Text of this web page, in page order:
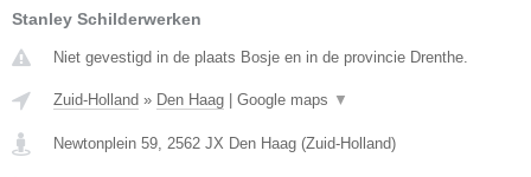
Stanley Schilderwerken
Niet gevestigd in de plaats Bosje en in de provincie Drenthe.
Zuid-Holland » Den Haag Google maps ▼
Newtonplein 59, 2562 JX Den Haag (Zuid-Holland)